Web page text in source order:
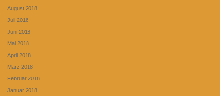
August 2018
Juli 2018
Juni 2018
Mai 2018
April 2018
März 2018
Februar 2018
Januar 2018